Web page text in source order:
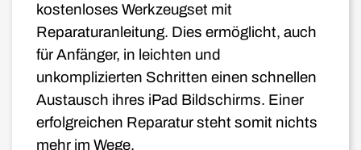
kostenloses Werkzeugset mit
Reparaturanleitung. Dies ermöglicht, auch
für Anfänger, in leichten und
unkomplizierten Schritten einen schnellen
Austausch ihres iPad Bildschirms. Einer
erfolgreichen Reparatur steht somit nichts
mehr im Wege.